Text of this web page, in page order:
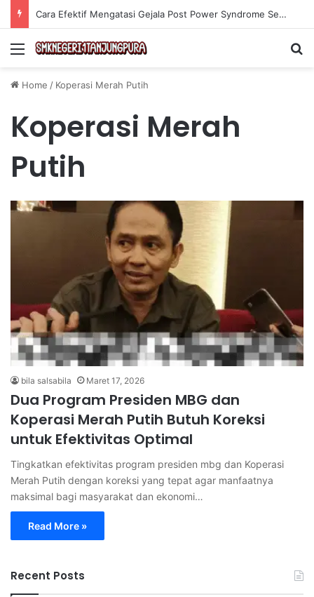
Cara Efektif Mengatasi Gejala Post Power Syndrome Setelah Pensiun Kerja
Menu
Home / Koperasi Merah Putih
Koperasi Merah
Putih
bila salsabila Maret 17, 2026
Dua Program Presiden MBG dan
Koperasi Merah Putih Butuh Koreksi
untuk Efektivitas Optimal
Tingkatkan efektivitas program presiden mbg dan Koperasi
Merah Putih dengan koreksi yang tepat agar manfaatnya
maksimal bagi masyarakat dan ekonomi…
Read More »
Recent Posts